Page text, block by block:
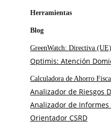
GreenWatch: Directiva
Optimis: Atención
Herramientas
Calculadora de Ahorro
Analizador de Riesgos
Analizador de
Orientador CSRD
Blog